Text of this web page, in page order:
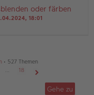
oder färben
18:01
• 527 Themen
…
18
Gehe zu